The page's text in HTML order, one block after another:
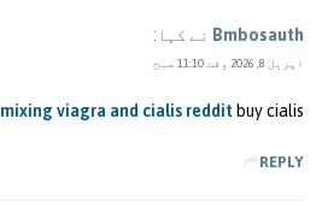
Bmbosauth نے کہا:
اپریل 8, 2026 وقت 11:10 صبح
mixing viagra and cialis reddit buy cialis
REPLY